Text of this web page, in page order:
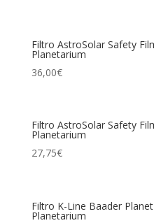
Filtro AstroSolar Safety
Planetarium
36,00€
Filtro AstroSolar Safety
Planetarium
27,75€
Filtro K-Line Baader
Planetarium